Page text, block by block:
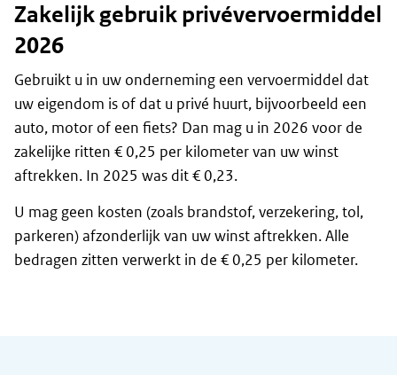
Zakelijk gebruik privévervoermiddel
2026
Gebruikt u in uw onderneming een vervoermiddel dat
uw eigendom is of dat u privé huurt, bijvoorbeeld een
auto, motor of een fiets? Dan mag u in 2026 voor de
zakelijke ritten € 0,25 per kilometer van uw winst
aftrekken. In 2025 was dit € 0,23.
U mag geen kosten (zoals brandstof, verzekering, tol,
parkeren) afzonderlijk van uw winst aftrekken. Alle
bedragen zitten verwerkt in de € 0,25 per kilometer.